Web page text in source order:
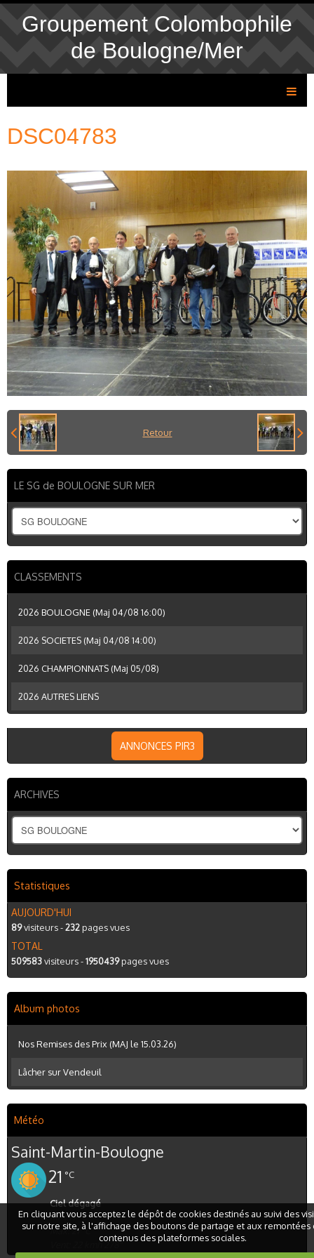
Groupement Colombophile
de Boulogne/Mer
DSC04783
Retour
LE SG de BOULOGNE SUR MER
CLASSEMENTS
2026 BOULOGNE (Maj 04/08 16:00)
2026 SOCIETES (Maj 04/08 14:00)
2026 CHAMPIONNATS (Maj 05/08)
2026 AUTRES LIENS
ANNONCES PIR3
ARCHIVES
Statistiques
AUJOURD'HUI
89visiteurs -232 pages vues
TOTAL
509583visiteurs -1950439pages vues
Album photos
Nos Remises des Prix (MAJ le 15.03.26)
Lâcher sur Vendeuil
Météo
Saint-Martin-Boulogne
21 °C
Ciel dégagé
Min: 19 °C
Max: 21 °C
Vent: 22 kmh 278°
En cliquant vous acceptez le dépôt de cookies destinés au suivi des
sur notre site, à l'affichage des boutons de partage et aux remontées
contenus des plateformes sociales.